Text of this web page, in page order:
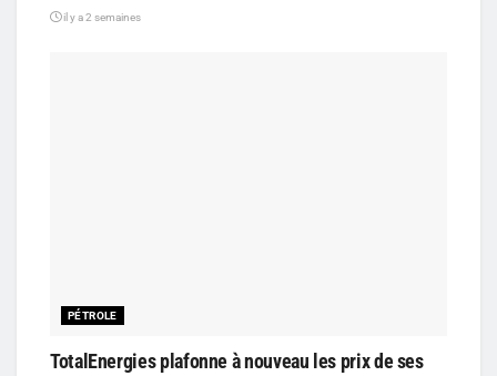
il y a 2 semaines
PÉTROLE
TotalEnergies plafonne à nouveau les prix de ses